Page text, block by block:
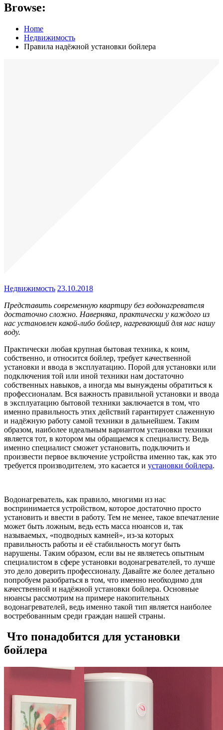
Browse:
Home
Недвижимость
Правила надёжной установки бойлера
Недвижимость 23.10.2018
Представить современную квартиру без водонагревателя
достаточно сложно. Наверняка, практически у каждого из
нас установлен какой-либо бойлер, нагревающий для нас нашу
воду.
Практически любая крупная бытовая техника, к коим,
собственно, и относится бойлер, требует качественной
установки и ввода в эксплуатацию. Порой для установки или
подключения той или иной техники нам достаточно
собственных навыков, а иногда мы вынуждены обратиться к
профессионалам. Вся важность правильной установки и ввода
в эксплуатацию бытовой техники заключается в том, что
именно правильность этих действий гарантирует слаженную
и надёжную работу самой техники в дальнейшем. Таким
образом, наиболее идеальным вариантом установки техники
является тот, в котором мы обращаемся к специалисту. Ведь
именно специалист сможет установить, подключить и
произвести первое включение устройства именно так, как это
требуется производителем, это касается и установки бойлера.
Водонагреватель, как правило, многими из нас
воспринимается устройством, которое достаточно просто
установить и ввести в работу. Тем не менее, такое впечатление
может быть ложным, ведь есть масса нюансов и, так
называемых, «подводных камней», из-за которых
правильность работы и её стабильность могут быть
нарушены. Таким образом, если вы не являетесь опытным
специалистом в сфере установки водонагревателей, то лучше
это дело доверить профессионалу. Давайте же более детально
попробуем разобраться в том, что именно необходимо для
качественной и надёжной установки бойлера. Основные
нюансы рассмотрим на примере накопительных
водонагревателей, ведь именно такой тип является наиболее
востребованным среди граждан нашей страны.
Что понадобится для установки
бойлера